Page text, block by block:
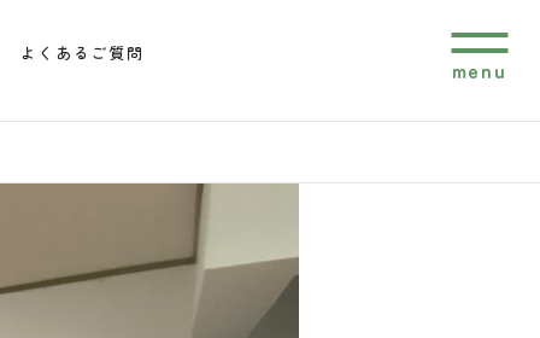
よくあるご質問
menu